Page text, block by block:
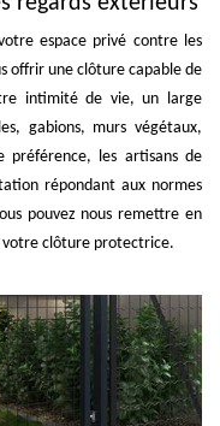
espace privé contre les
offrir une clôture capable de
intimité de vie, un large
gabions, murs végétaux,
préférence, les artisans de
répondant aux normes
pouvez nous remettre en
votre clôture protectrice.